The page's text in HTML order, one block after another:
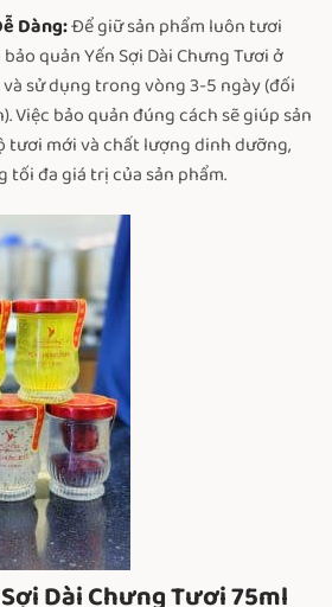
Dàng:Để giữ sản phẩm luôn tươi
quản Yến Sợi Dài Chưng Tươi ở
sử dụng trong vòng 3-5 ngày (đối
Việc bảo quản đúng cách sẽ giúp sản
tươi mới và chất lượng dinh dưỡng,
tối đa giá trị của sản phẩm.
Dài Chưng Tươi 75ml